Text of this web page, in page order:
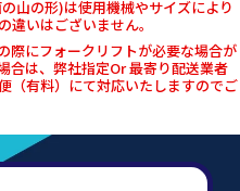
山の形)は使用機械やサイズにより
いはございません。
際にフォークリフトが必要な場合が
合は、弊社指定Or 最寄り配送業者
（有料）にて対応いたしますのでご